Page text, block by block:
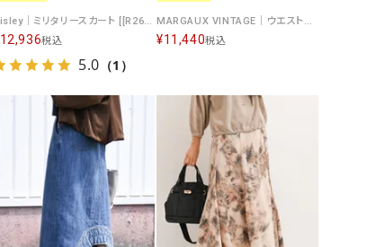
Champion（チャンピオン） RED CARD（レッドカード）
DENIM DUNGAREE（デニムダンガリー）
Deck（ディック）
EVOL（イーボル）
SCOTCH&SODA（スコッチ
ダ）
Emma Taylor（エマテイラー） SUGAR ROSE（シュガーロ
FLAVOR TEE（フレーバーティー） squady by graphite（スカ
GO TO HOLLYWOOD（ゴートゥーハリウ
ッド）
THIRTY（サーティ）
Risley｜ミリタリースカート [[R2601-MSK931]][F]
12,936税込
5.0 （1）
MARGAUX VINTAGE｜ウエストロゴチュールスカート [[MG SK-26022-S]][F]
¥11,440税込